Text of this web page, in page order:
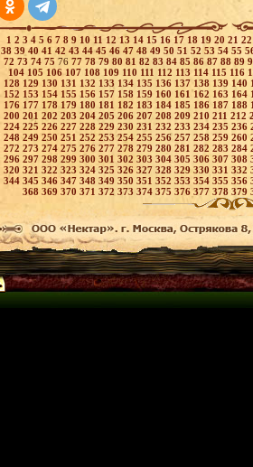
1 2 3 4 5 6 7 8 9 10 11 12 13 14 15 16 17 18 19 20 21
38 39 40 41 42 43 44 45 46 47 48 49 50 51 52 53 54 55
72 73 74 75 76 77 78 79 80 81 82 83 84 85 86 87 88 89
104 105 106 107 108 109 110 111 112 113 114 115 116
128 129 130 131 132 133 134 135 136 137 138 139 140
152 153 154 155 156 157 158 159 160 161162 163 164
176 177 178 179 180 181 182 183 184 185 186 187 188
200 201 202 203 204 205 206 207 208 209 210 211 212
224 225 226 227 228 229 230 231 232 233 234 235 236
248 249 250 251 252 253254 255 256 257 258 259 260
272 273 274 275 276 277 278 279 280 281 282 283 284
296 297 298 299 300 301 302 303 304 305 306 307 308
320 321 322 323 324 325 326 327 328 329 330 331 332
344 345 346 347 348 349 350 351 352 353 354 355 356
368 369 370 371 372 373 374 375 376 377 378 379